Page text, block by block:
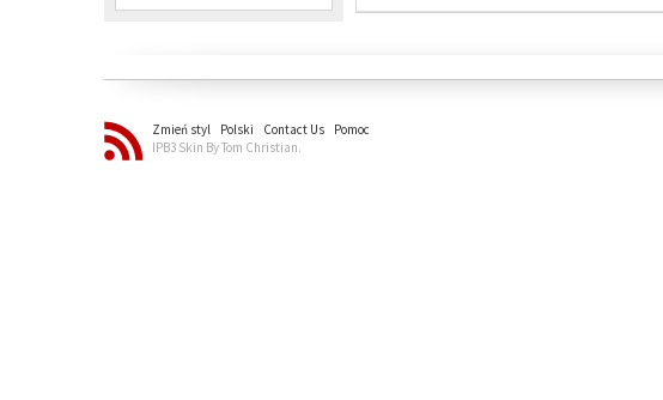
Zmień styl Polski Contact Us
Pomoc
IPB3 Skin By Tom Christian.